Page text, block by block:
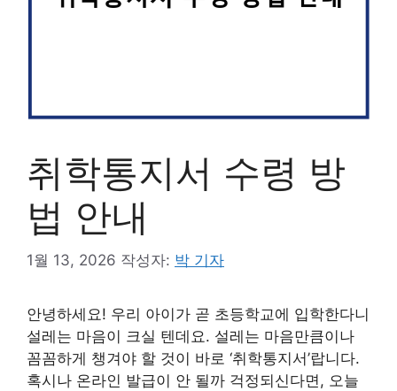
취학통지서 수령 방
법 안내
1월 13, 2026 작성자: 박 기자
안녕하세요! 우리 아이가 곧 초등학교에 입학한다니
설레는 마음이 크실 텐데요. 설레는 마음만큼이나
꼼꼼하게 챙겨야 할 것이 바로 ‘취학통지서’랍니다.
혹시나 온라인 발급이 안 될까 걱정되신다면, 오늘